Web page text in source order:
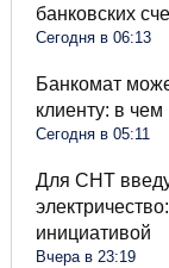
банковских
Сегодня в 06:13
Банкомат
клиенту: в чем
Сегодня в 05:11
Для СНТ
инициативой
Вчера в 23:19